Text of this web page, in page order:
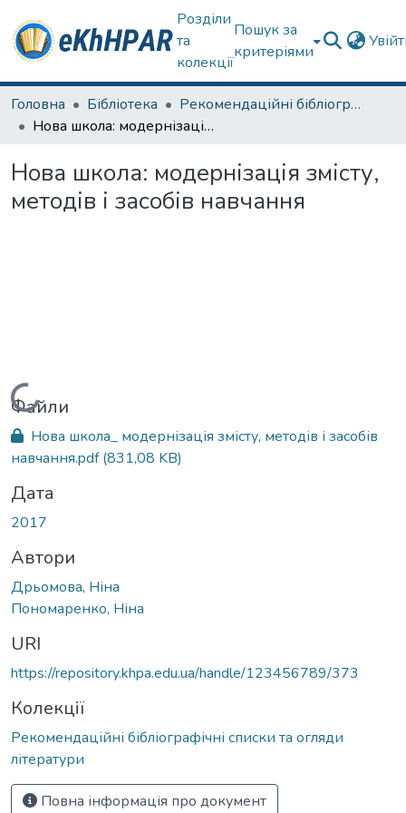
Розділи
та
колекції
Пошук за
критеріями
Головна Бібліотека
Рекомендаційні бібліографічні списки та огляди літератури
Нова школа: модернізація змісту, методів і засобів навчання
Нова школа: модернізація змісту,
методів і засобів навчання
Вантажиться...
Файли
Нова школа_ модернізація змісту, методів і засобів
навчання.pdf(831,08 KB)
Дата
2017
Автори
Дрьомова, Ніна
Пономаренко, Ніна
URI
https://repository.khpa.edu.ua/handle/123456789/373
Колекції
Рекомендаційні бібліографічні списки та огляди
літератури
Повна інформація про документ